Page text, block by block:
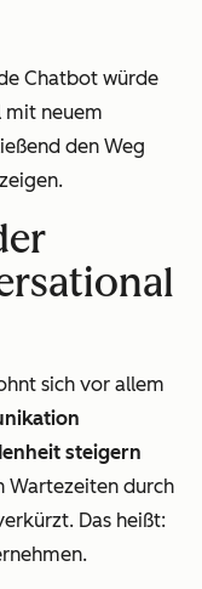
Chatbot würde
mit neuem
den Weg
sich vor allem
steigern
Wartezeiten durch
Das heißt: